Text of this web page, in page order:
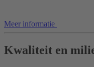
Meer informatie
Kwaliteit en